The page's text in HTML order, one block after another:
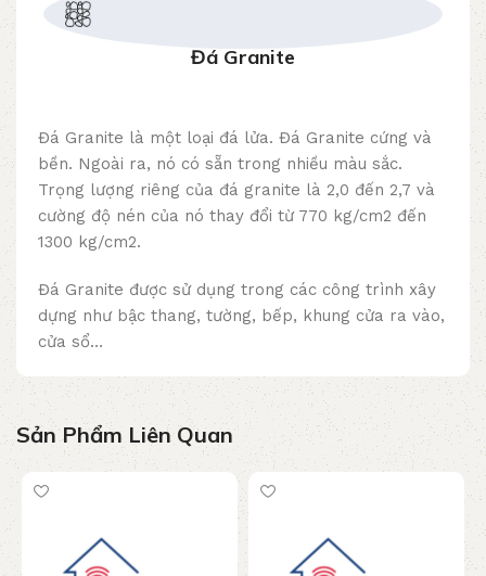
Đá Granite
Đá Granite là một loại đá lửa. Đá Granite cứng và
bền. Ngoài ra, nó có sẵn trong nhiều màu sắc.
Trọng lượng riêng của đá granite là 2,0 đến 2,7 và
cường độ nén của nó thay đổi từ 770 kg/cm2 đến
1300 kg/cm2.
Đá Granite được sử dụng trong các công trình xây
dựng như bậc thang, tường, bếp, khung cửa ra vào,
cửa sổ…
Sản Phẩm Liên Quan